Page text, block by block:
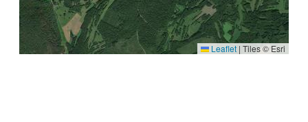
Leaflet | Tiles © Esri